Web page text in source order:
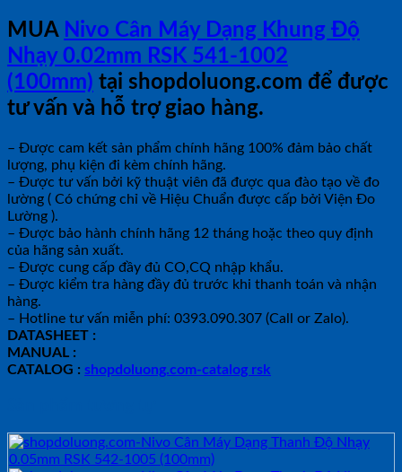
MUA Nivo Cân Máy Dạng Khung Độ
Nhạy 0.02mm RSK 541-1002
(100mm) tại shopdoluong.com để được
tư vấn và hỗ trợ giao hàng.
– Được cam kết sản phẩm chính hãng 100% đảm bảo chất
lượng, phụ kiện đi kèm chính hãng.
– Được tư vấn bởi kỹ thuật viên đã được qua đào tạo về đo
lường ( Có chứng chỉ về Hiệu Chuẩn được cấp bởi Viện Đo
Lường ).
– Được bảo hành chính hãng 12 tháng hoặc theo quy định
của hãng sản xuất.
– Được cung cấp đầy đủ CO,CQ nhập khẩu.
– Được kiểm tra hàng đầy đủ trước khi thanh toán và nhận
hàng.
– Hotline tư vấn miễn phí: 0393.090.307 (Call or Zalo).
DATASHEET :
MANUAL :
CATALOG : shopdoluong.com-catalog rsk